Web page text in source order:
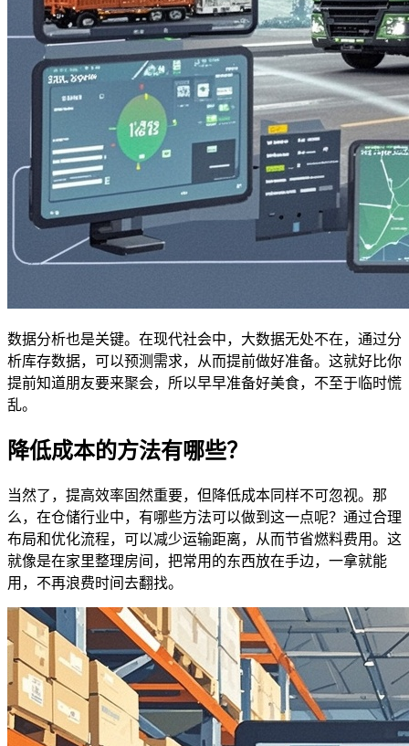
数据分析也是关键。在现代社会中，大数据无处不在，通过分
析库存数据，可以预测需求，从而提前做好准备。这就好比你
提前知道朋友要来聚会，所以早早准备好美食，不至于临时慌
乱。
降低成本的方法有哪些？
当然了，提高效率固然重要，但降低成本同样不可忽视。那
么，在仓储行业中，有哪些方法可以做到这一点呢？通过合理
布局和优化流程，可以减少运输距离，从而节省燃料费用。这
就像是在家里整理房间，把常用的东西放在手边，一拿就能
用，不再浪费时间去翻找。